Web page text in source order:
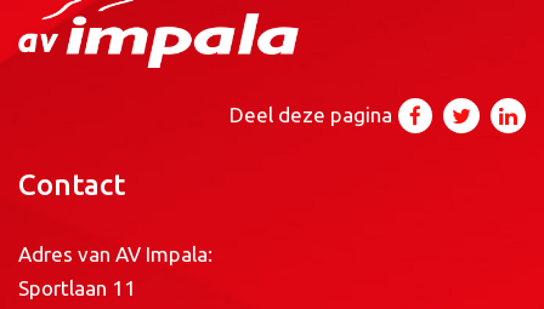
Deel deze pagina
Contact
Adres van AV Impala:
Sportlaan 11